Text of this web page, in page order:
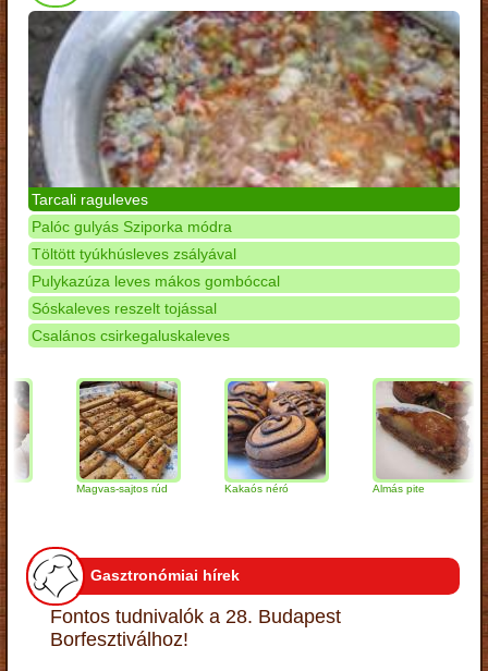
Tarcali raguleves
Palóc gulyás Sziporka módra
Töltött tyúkhúsleves zsályával
Pulykazúza leves mákos gombóccal
Sóskaleves reszelt tojással
Csalános csirkegaluskaleves
Magvas-sajtos rúd Kakaós néró Almás pite
Gasztronómiai hírek
Fontos tudnivalók a 28. Budapest
Borfesztiválhoz!